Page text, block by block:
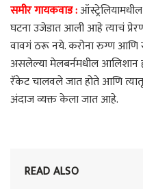
समीर गायकवाड :
घटना उजेडात आली आहे त्याचं
वावगं ठरू नये. करोना रुग्ण आणि
असलेल्या मेलबर्नमधील आलिशान
रॅकेट चालवले जात होते आणि
अंदाज व्यक्त केला जात आहे.
READ ALSO